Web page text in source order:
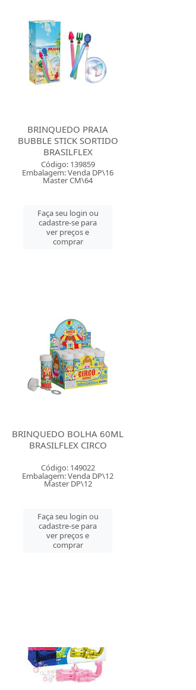
BRINQUEDO PRAIA
BUBBLE STICK SORTIDO
BRASILFLEX
Código: 139859
Embalagem: Venda DP\16
Master CM\64
Faça seu login ou
cadastre-se para
ver preços e
comprar
BRINQUEDO BOLHA 60ML
BRASILFLEX CIRCO
Código: 149022
Embalagem: Venda DP\12
Master DP\12
Faça seu login ou
cadastre-se para
ver preços e
comprar